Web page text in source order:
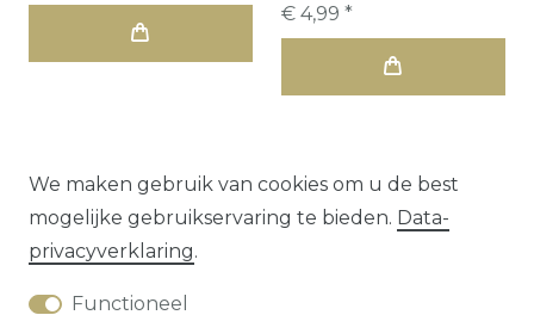
€ 4,99 *
1 2 3
We maken gebruik van cookies om u de best
mogelijke gebruikservaring te bieden. Data­
privacy­verklaring.
Functioneel